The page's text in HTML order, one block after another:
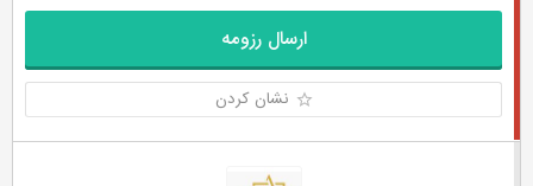
ارسال رزومه
نشان کردن